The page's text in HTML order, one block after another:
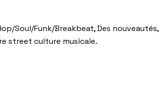
Soul/Funk/Breakbeat, Des nouveautés,
street culture musicale.